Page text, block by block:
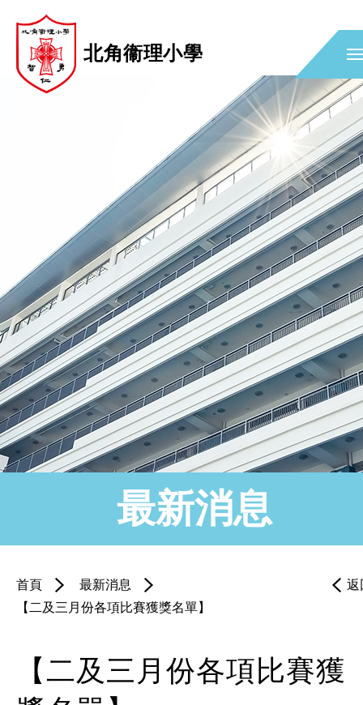
北角衞理小學
最新消息
返
首頁
最新消息
【二及三月份各項比賽獲獎名單】
【二及三月份各項比賽獲